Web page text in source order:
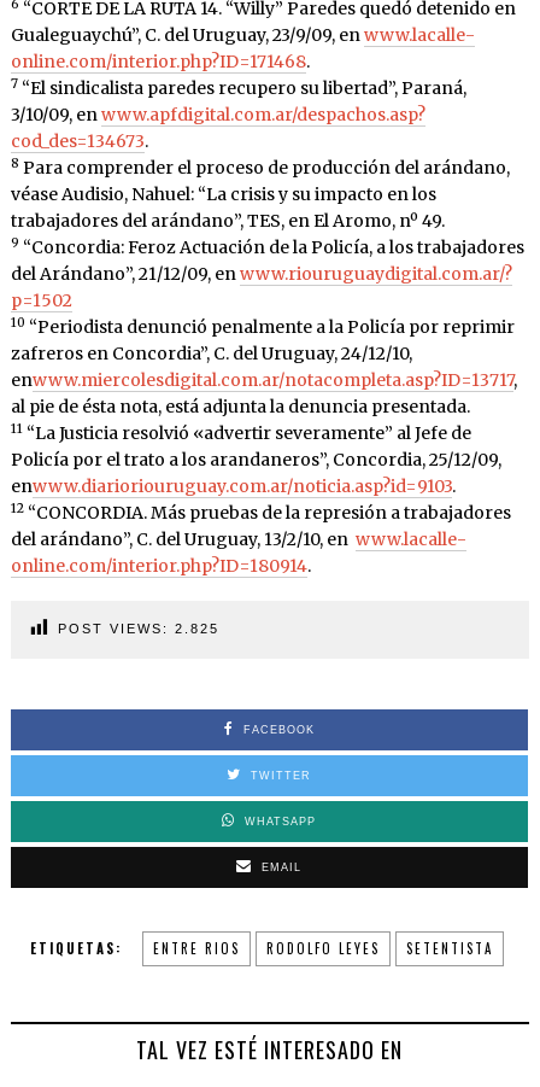
6 “CORTE DE LA RUTA 14. “Willy” Paredes quedó detenido en
Gualeguaychú”, C. del Uruguay, 23/9/09, enwww.lacalle-
online.com/interior.php?ID=171468.
7 “El sindicalista paredes recupero su libertad”, Paraná,
3/10/09, enwww.apfdigital.com.ar/despachos.asp?
cod_des=134673.
8 Para comprender el proceso de producción del arándano,
véase Audisio, Nahuel: “La crisis y su impacto en los
trabajadores del arándano”, TES, en El Aromo, nº 49.
9 “Concordia: Feroz Actuación de la Policía, a los trabajadores
del Arándano”, 21/12/09, enwww.riouruguaydigital.com.ar/?
p=1502
10 “Periodista denunció penalmente a la Policía por reprimir
zafreros en Concordia”, C. del Uruguay, 24/12/10,
enwww.miercolesdigital.com.ar/notacompleta.asp?ID=13717,
al pie de ésta nota, está adjunta la denuncia presentada.
11“La Justicia resolvió «advertir severamente” al Jefe de
Policía por el trato a los arandaneros”, Concordia, 25/12/09,
enwww.diarioriouruguay.com.ar/noticia.asp?id=9103.
12“CONCORDIA. Más pruebas de la represión a trabajadores
del arándano”, C. del Uruguay, 13/2/10, en www.lacalle-
online.com/interior.php?ID=180914.
POST VIEWS: 2.825
FACEBOOK
TWITTER
WHATSAPP
EMAIL
ETIQUETAS: ENTRE RIOS RODOLFO LEYES SETENTISTA
TAL VEZ ESTÉ INTERESADO EN